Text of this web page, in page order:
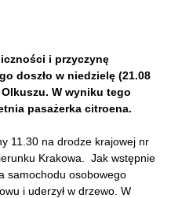
i przyczynę
doszło w niedzielę (21.08
W wyniku tego
pasażerka citroena.
11.30 na drodze krajowej nr
Krakowa. Jak wstępnie
samochodu osobowego
i uderzył w drzewo. W